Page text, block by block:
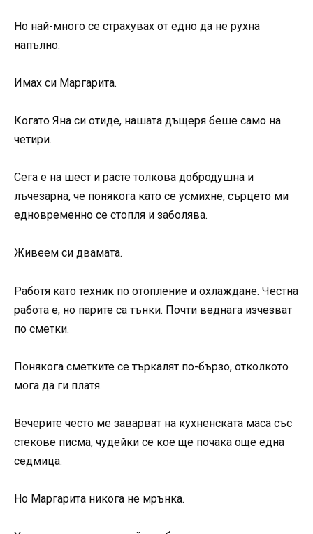
Но най-много се страхувах от едно да не рухна
напълно.
Имах си Маргарита.
Когато Яна си отиде, нашата дъщеря беше само на
четири.
Сега е на шест и расте толкова добродушна и
лъчезарна, че понякога като се усмихне, сърцето ми
едновременно се стопля и заболява.
Живеем си двамата.
Работя като техник по отопление и охлаждане. Честна
работа е, но парите са тънки. Почти веднага изчезват
по сметки.
Понякога сметките се търкалят по-бързо, отколкото
мога да ги платя.
Вечерите често ме заварват на кухненската маса със
стекове писма, чудейки се кое ще почака още една
седмица.
Но Маргарита никога не мрънка.